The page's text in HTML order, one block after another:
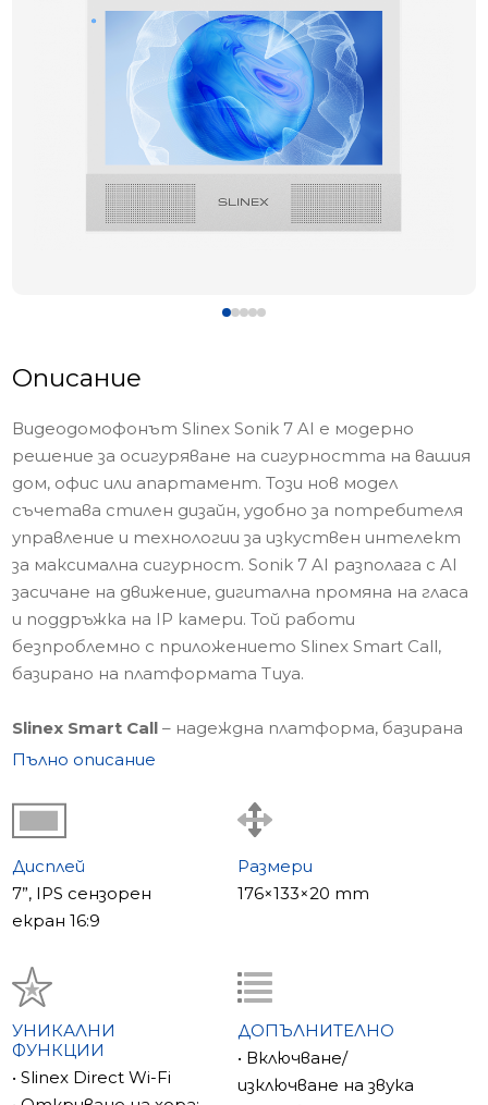
Описание
Видеодомофонът Slinex Sonik 7 AI е модерно
решение за осигуряване на сигурността на вашия
дом, офис или апартамент. Този нов модел
съчетава стилен дизайн, удобно за потребителя
управление и технологии за изкуствен интелект
за максимална сигурност. Sonik 7 AI разполага с AI
засичане на движение, дигитална промяна на гласа
и поддръжка на IP камери. Той работи
безпроблемно с приложението Slinex Smart Call,
базирано на платформата Tuya.
Slinex Smart Call – надеждна платформа, базирана
на Tuya, за препращане на обаждания директно
устройствата, напълно съвместими с
приложението Slinex Smart Call, осигурявайки
безпроблемно управление на домофона от всяко
място по света.
контрол на сигурността
Функцията Human Detection анализира
изображението и идентифицира хора в кадъра.
Благодарение на AI засичането, видеодомофонът
игнорира движение, причинено от животни,
Пълно описание
Дисплей
7”, IPS сензорен
екран 16:9
Размери
176×133×20 mm
УНИКАЛНИ
ФУНКЦИИ
• Slinex Direct Wi-Fi
ДОПЪЛНИТЕЛНО
• Включване/
изключване на звука